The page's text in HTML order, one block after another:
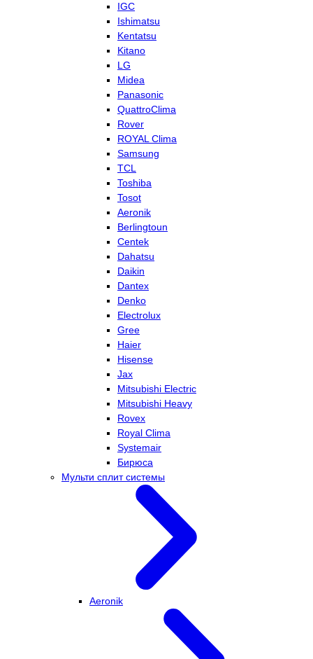
IGC
Ishimatsu
Kentatsu
Kitano
LG
Midea
Panasonic
QuattroClima
Rover
ROYAL Clima
Samsung
TCL
Toshiba
Tosot
Aeronik
Berlingtoun
Centek
Dahatsu
Daikin
Dantex
Denko
Electrolux
Gree
Haier
Hisense
Jax
Mitsubishi Electric
Mitsubishi Heavy
Rovex
Royal Clima
Systemair
Бирюса
Мульти сплит системы
Aeronik